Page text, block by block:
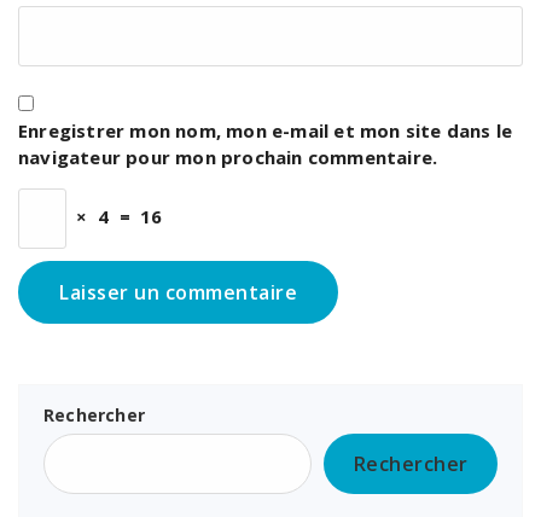
Enregistrer mon nom, mon e-mail et mon site dans le
navigateur pour mon prochain commentaire.
× 4 = 16
Rechercher
Rechercher